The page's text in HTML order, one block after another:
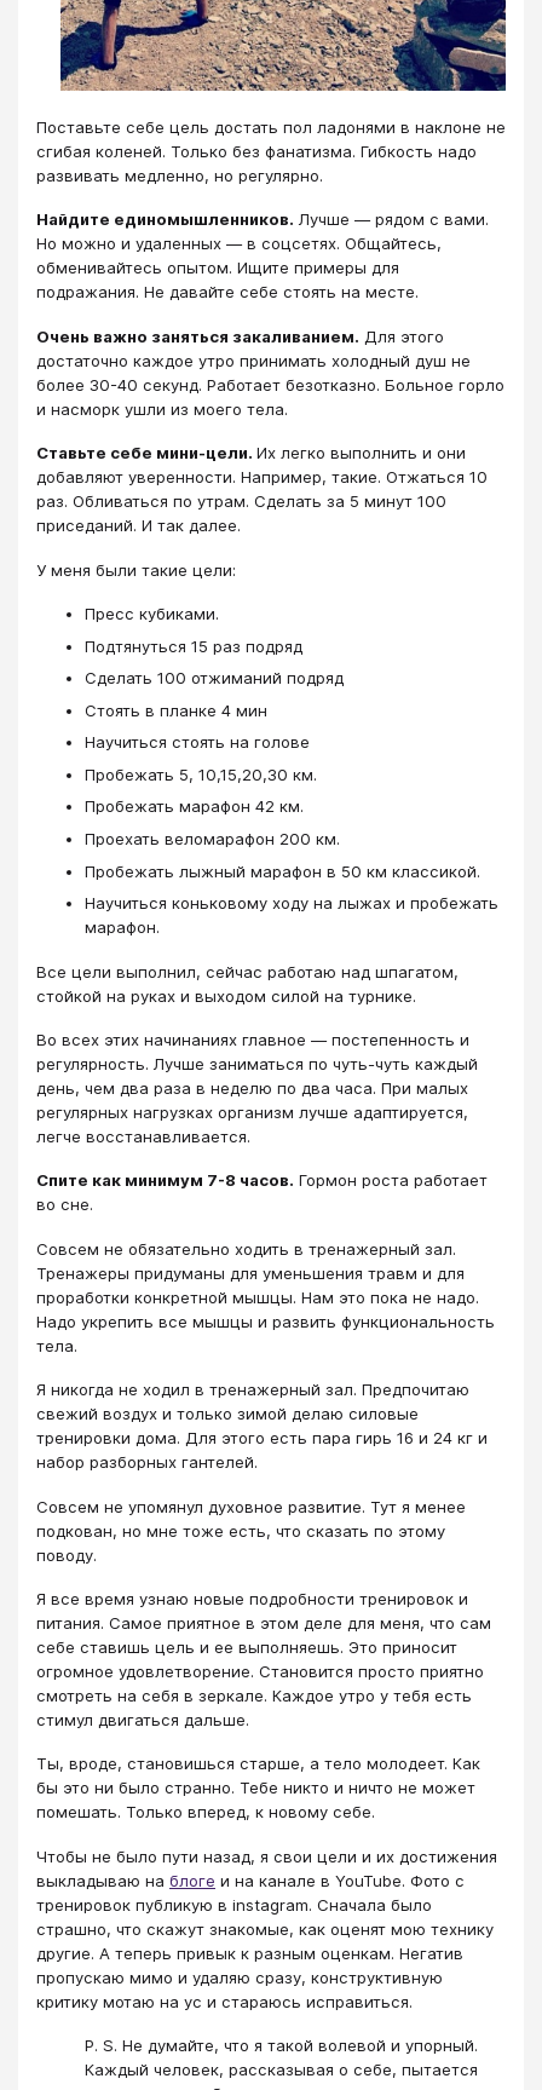
Поставьте себе цель достать пол ладонями в наклоне не
сгибая коленей. Только без фанатизма. Гибкость надо
развивать медленно, но регулярно.
Найдите единомышленников. Лучше — рядом с вами.
Но можно и удаленных — в соцсетях. Общайтесь,
обменивайтесь опытом. Ищите примеры для
подражания. Не давайте себе стоять на месте.
Очень важно заняться закаливанием. Для этого
достаточно каждое утро принимать холодный душ не
более 30-40 секунд. Работает безотказно. Больное горло
и насморк ушли из моего тела.
Ставьте себе мини-цели. Их легко выполнить и они
добавляют уверенности. Например, такие. Отжаться 10
раз. Обливаться по утрам. Сделать за 5 минут 100
приседаний. И так далее.
У меня были такие цели:
Пресс кубиками.
Подтянуться 15 раз подряд
Сделать 100 отжиманий подряд
Стоять в планке 4 мин
Научиться стоять на голове
Пробежать 5, 10,15,20,30 км.
Пробежать марафон 42 км.
Проехать веломарафон 200 км.
Пробежать лыжный марафон в 50 км классикой.
Научиться коньковому ходу на лыжах и пробежать
марафон.
Все цели выполнил, сейчас работаю над шпагатом,
стойкой на руках и выходом силой на турнике.
Во всех этих начинаниях главное — постепенность и
регулярность. Лучше заниматься по чуть-чуть каждый
день, чем два раза в неделю по два часа. При малых
регулярных нагрузках организм лучше адаптируется,
легче восстанавливается.
Спите как минимум 7-8 часов. Гормон роста работает
во сне.
Совсем не обязательно ходить в тренажерный зал.
Тренажеры придуманы для уменьшения травм и для
проработки конкретной мышцы. Нам это пока не надо.
Надо укрепить все мышцы и развить функциональность
тела.
Я никогда не ходил в тренажерный зал. Предпочитаю
свежий воздух и только зимой делаю силовые
тренировки дома. Для этого есть пара гирь 16 и 24 кг и
набор разборных гантелей.
Совсем не упомянул духовное развитие. Тут я менее
подкован, но мне тоже есть, что сказать по этому
поводу.
Я все время узнаю новые подробности тренировок и
питания. Самое приятное в этом деле для меня, что сам
себе ставишь цель и ее выполняешь. Это приносит
огромное удовлетворение. Становится просто приятно
смотреть на себя в зеркале. Каждое утро у тебя есть
стимул двигаться дальше.
Ты, вроде, становишься старше, а тело молодеет. Как
бы это ни было странно. Тебе никто и ничто не может
помешать. Только вперед, к новому себе.
Чтобы не было пути назад, я свои цели и их достижения
выкладываю на блоге и на канале в YouTube. Фото с
тренировок публикую в instagram. Сначала было
страшно, что скажут знакомые, как оценят мою технику
другие. А теперь привык к разным оценкам. Негатив
пропускаю мимо и удаляю сразу, конструктивную
критику мотаю на ус и стараюсь исправиться.
P. S. Не думайте, что я такой волевой и упорный.
Каждый человек, рассказывая о себе, пытается